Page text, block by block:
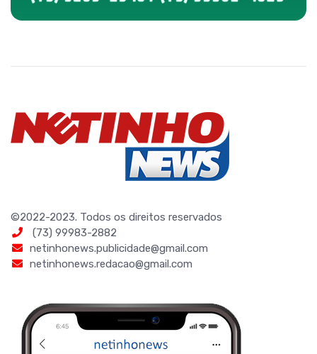
©2022-2023. Todos os direitos reservados
(73) 99983-2882
netinhonews.publicidade@gmail.com
netinhonews.redacao@gmail.com